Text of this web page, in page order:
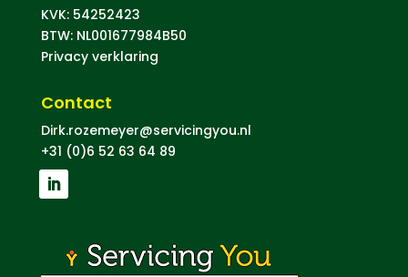
KVK: 54252423
BTW: NL001677984B50
Privacy verklaring
Contact
Dirk.rozemeyer@servicingyou.nl
+31 (0)6 52 63 64 89